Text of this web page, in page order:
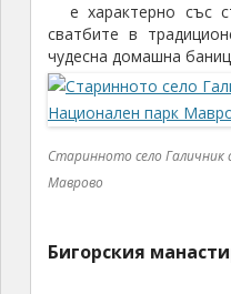
е характерно със
сватбите в
чудесна домашна
Старинното село Галичник
Маврово
Бигорския